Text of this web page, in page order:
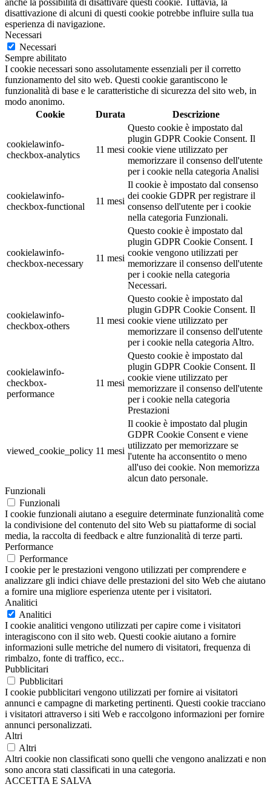
anche la possibilità di disattivare questi cookie. Tuttavia, la
disattivazione di alcuni di questi cookie potrebbe influire sulla tua
esperienza di navigazione.
Necessari
Necessari
Sempre abilitato
I cookie necessari sono assolutamente essenziali per il corretto
funzionamento del sito web. Questi cookie garantiscono le
funzionalità di base e le caratteristiche di sicurezza del sito web, in
modo anonimo.
Cookie
Durata Descrizione
cookielawinfo-
checkbox-analytics
11 mesi
Questo cookie è impostato dal
plugin GDPR Cookie Consent. Il
cookie viene utilizzato per
memorizzare il consenso dell'utente
per i cookie nella categoria Analisi
cookielawinfo-
checkbox-functional
11 mesi
Il cookie è impostato dal consenso
dei cookie GDPR per registrare il
consenso dell'utente per i cookie
nella categoria Funzionali.
cookielawinfo-
checkbox-necessary
11 mesi
Questo cookie è impostato dal
plugin GDPR Cookie Consent. I
cookie vengono utilizzati per
memorizzare il consenso dell'utente
per i cookie nella categoria
Necessari.
cookielawinfo-
checkbox-others
11 mesi
Questo cookie è impostato dal
plugin GDPR Cookie Consent. Il
cookie viene utilizzato per
memorizzare il consenso dell'utente
per i cookie nella categoria Altro.
cookielawinfo-
checkbox-
performance
11 mesi
Questo cookie è impostato dal
plugin GDPR Cookie Consent. Il
cookie viene utilizzato per
memorizzare il consenso dell'utente
per i cookie nella categoria
Prestazioni
viewed_cookie_policy 11 mesi
Il cookie è impostato dal plugin
GDPR Cookie Consent e viene
utilizzato per memorizzare se
l'utente ha acconsentito o meno
all'uso dei cookie. Non memorizza
alcun dato personale.
Funzionali
Funzionali
I cookie funzionali aiutano a eseguire determinate funzionalità come
la condivisione del contenuto del sito Web su piattaforme di social
media, la raccolta di feedback e altre funzionalità di terze parti.
Performance
Performance
I cookie per le prestazioni vengono utilizzati per comprendere e
analizzare gli indici chiave delle prestazioni del sito Web che aiutano
a fornire una migliore esperienza utente per i visitatori.
Analitici
Analitici
I cookie analitici vengono utilizzati per capire come i visitatori
interagiscono con il sito web. Questi cookie aiutano a fornire
informazioni sulle metriche del numero di visitatori, frequenza di
rimbalzo, fonte di traffico, ecc..
Pubblicitari
Pubblicitari
I cookie pubblicitari vengono utilizzati per fornire ai visitatori
annunci e campagne di marketing pertinenti. Questi cookie tracciano
i visitatori attraverso i siti Web e raccolgono informazioni per fornire
annunci personalizzati.
Altri
Altri
Altri cookie non classificati sono quelli che vengono analizzati e non
sono ancora stati classificati in una categoria.
ACCETTA E SALVA